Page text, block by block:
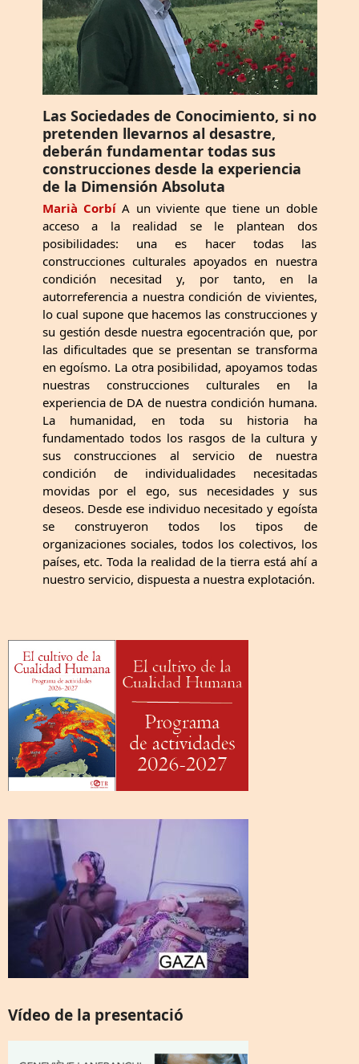
Las Sociedades de Conocimiento, si no
pretenden llevarnos al desastre,
deberán fundamentar todas sus
construcciones desde la experiencia
de la Dimensión Absoluta
Marià CorbíA un viviente que tiene un doble
acceso a la realidad se le plantean dos
posibilidades: una es hacer todas las
construcciones culturales apoyados en nuestra
condición necesitad y, por tanto, en la
autorreferencia a nuestra condición de vivientes,
lo cual supone que hacemos las construcciones y
su gestión desde nuestra egocentración que, por
las dificultades que se presentan se transforma
en egoísmo. La otra posibilidad, apoyamos todas
nuestras construcciones culturales en la
experiencia de DA de nuestra condición humana.
La humanidad, en toda su historia ha
fundamentado todos los rasgos de la cultura y
sus construcciones al servicio de nuestra
condición de individualidades necesitadas
movidas por el ego, sus necesidades y sus
deseos. Desde ese individuo necesitado y egoísta
se construyeron todos los tipos de
organizaciones sociales, todos los colectivos, los
países, etc. Toda la realidad de la tierra está ahí a
nuestro servicio, dispuesta a nuestra explotación.
Vídeo de la presentació